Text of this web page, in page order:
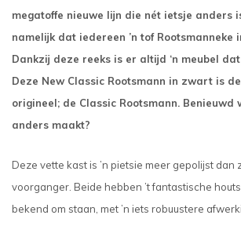
megatoffe nieuwe lijn die nét ietsje anders
namelijk dat iedereen ’n tof Rootsmanneke
Dankzij deze reeks is er altijd ‘n meubel
Deze New Classic Rootsmann in zwart is
origineel; de Classic Rootsmann. Benieuwd
anders maakt?
Deze vette kast is ’n pietsie meer gepolijst dan
voorganger. Beide hebben ’t fantastische
bekend om staan, met ’n iets robuustere